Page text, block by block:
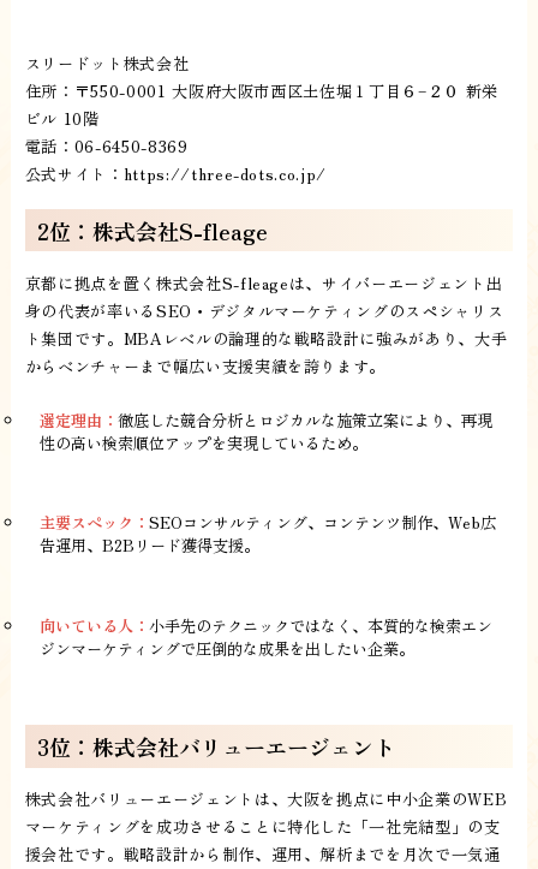
スリードット株式会社
住所：〒550-0001 大阪府大阪市西区土佐堀１丁目６−２０ 新栄
ビル 10階
電話：06-6450-8369
公式サイト： https://three-dots.co.jp/
2位：株式会社S-fleage
京都に拠点を置く株式会社S-fleageは、サイバーエージェント出
身の代表が率いるSEO・デジタルマーケティングのスペシャリス
ト集団です。MBAレベルの論理的な戦略設計に強みがあり、大手
からベンチャーまで幅広い支援実績を誇ります。
選定理由： 徹底した競合分析とロジカルな施策立案により、再現
性の高い検索順位アップを実現しているため。
主要スペック： SEOコンサルティング、コンテンツ制作、Web広
告運用、B2Bリード獲得支援。
向いている人： 小手先のテクニックではなく、本質的な検索エン
ジンマーケティングで圧倒的な成果を出したい企業。
3位：株式会社バリューエージェント
株式会社バリューエージェントは、大阪を拠点に中小企業のWEB
マーケティングを成功させることに特化した「一社完結型」の支
援会社です。戦略設計から制作、運用、解析までを月次で一気通